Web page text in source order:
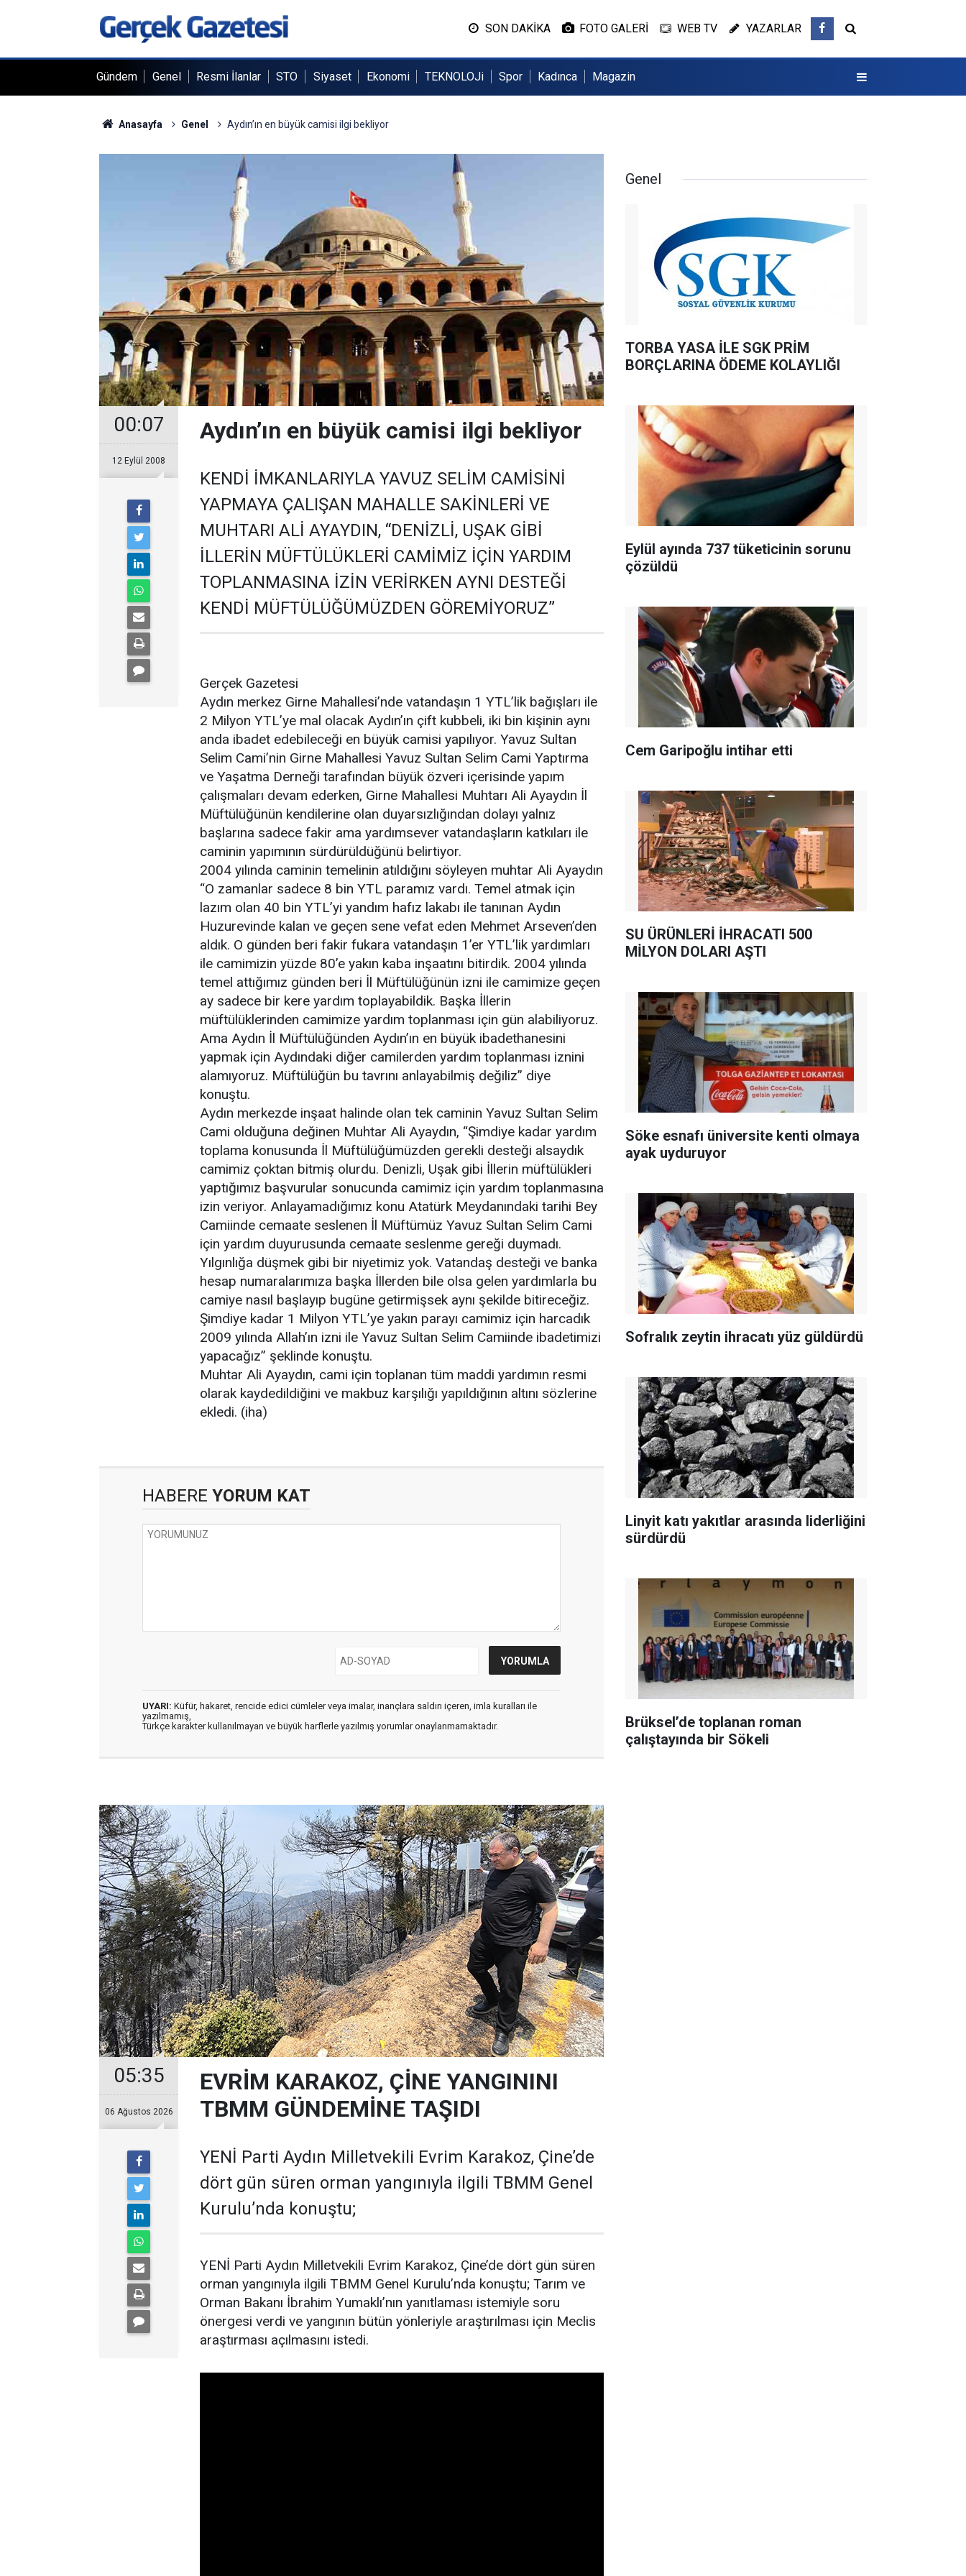
SON DAKİKA FOTO GALERİ WEB TV YAZARLAR
Gündem Genel Resmi İlanlar STO Siyaset Ekonomi TEKNOLOJi Spor Kadınca Magazin
Anasayfa Genel Aydın’ın en büyük camisi ilgi bekliyor
00:07
12 Eylül 2008
Aydın’ın en büyük camisi ilgi bekliyor
KENDİ İMKANLARIYLA YAVUZ SELİM CAMİSİNİ
YAPMAYA ÇALIŞAN MAHALLE SAKİNLERİ VE
MUHTARI ALİ AYAYDIN, “DENİZLİ, UŞAK GİBİ
İLLERİN MÜFTÜLÜKLERİ CAMİMİZ İÇİN YARDIM
TOPLANMASINA İZİN VERİRKEN AYNI DESTEĞİ
KENDİ MÜFTÜLÜĞÜMÜZDEN GÖREMİYORUZ”
Gerçek Gazetesi
Aydın merkez Girne Mahallesi’nde vatandaşın 1 YTL’lik bağışları ile
2 Milyon YTL’ye mal olacak Aydın’ın çift kubbeli, iki bin kişinin aynı
anda ibadet edebileceği en büyük camisi yapılıyor. Yavuz Sultan
Selim Cami’nin Girne Mahallesi Yavuz Sultan Selim Cami Yaptırma
ve Yaşatma Derneği tarafından büyük özveri içerisinde yapım
çalışmaları devam ederken, Girne Mahallesi Muhtarı Ali Ayaydın İl
Müftülüğünün kendilerine olan duyarsızlığından dolayı yalnız
başlarına sadece fakir ama yardımsever vatandaşların katkıları ile
caminin yapımının sürdürüldüğünü belirtiyor.
2004 yılında caminin temelinin atıldığını söyleyen muhtar Ali Ayaydın
“O zamanlar sadece 8 bin YTL paramız vardı. Temel atmak için
lazım olan 40 bin YTL’yi yandım hafız lakabı ile tanınan Aydın
Huzurevinde kalan ve geçen sene vefat eden Mehmet Arseven’den
aldık. O günden beri fakir fukara vatandaşın 1’er YTL’lik yardımları
ile camimizin yüzde 80’e yakın kaba inşaatını bitirdik. 2004 yılında
temel attığımız günden beri İl Müftülüğünün izni ile camimize geçen
ay sadece bir kere yardım toplayabildik. Başka İllerin
müftülüklerinden camimize yardım toplanması için gün alabiliyoruz.
Ama Aydın İl Müftülüğünden Aydın’ın en büyük ibadethanesini
yapmak için Aydındaki diğer camilerden yardım toplanması iznini
alamıyoruz. Müftülüğün bu tavrını anlayabilmiş değiliz” diye
konuştu.
Aydın merkezde inşaat halinde olan tek caminin Yavuz Sultan Selim
Cami olduğuna değinen Muhtar Ali Ayaydın, “Şimdiye kadar yardım
toplama konusunda İl Müftülüğümüzden gerekli desteği alsaydık
camimiz çoktan bitmiş olurdu. Denizli, Uşak gibi İllerin müftülükleri
yaptığımız başvurular sonucunda camimiz için yardım toplanmasına
izin veriyor. Anlayamadığımız konu Atatürk Meydanındaki tarihi Bey
Camiinde cemaate seslenen İl Müftümüz Yavuz Sultan Selim Cami
için yardım duyurusunda cemaate seslenme gereği duymadı.
Yılgınlığa düşmek gibi bir niyetimiz yok. Vatandaş desteği ve banka
hesap numaralarımıza başka İllerden bile olsa gelen yardımlarla bu
camiye nasıl başlayıp bugüne getirmişsek aynı şekilde bitireceğiz.
Şimdiye kadar 1 Milyon YTL’ye yakın parayı camimiz için harcadık
2009 yılında Allah’ın izni ile Yavuz Sultan Selim Camiinde ibadetimizi
yapacağız” şeklinde konuştu.
Muhtar Ali Ayaydın, cami için toplanan tüm maddi yardımın resmi
olarak kaydedildiğini ve makbuz karşılığı yapıldığının altını sözlerine
ekledi. (iha)
HABERE YORUM KAT
UYARI: Küfür, hakaret, rencide edici cümleler veya imalar, inançlara saldırı içeren, imla kuralları ile
yazılmamış,
Türkçe karakter kullanılmayan ve büyük harflerle yazılmış yorumlar onaylanmamaktadır.
05:35
06 Ağustos 2026
EVRİM KARAKOZ, ÇİNE YANGININI
TBMM GÜNDEMİNE TAŞIDI
YENİ Parti Aydın Milletvekili Evrim Karakoz, Çine’de
dört gün süren orman yangınıyla ilgili TBMM Genel
Kurulu’nda konuştu;
YENİ Parti Aydın Milletvekili Evrim Karakoz, Çine’de dört gün süren
orman yangınıyla ilgili TBMM Genel Kurulu’nda konuştu; Tarım ve
Orman Bakanı İbrahim Yumaklı’nın yanıtlaması istemiyle soru
önergesi verdi ve yangının bütün yönleriyle araştırılması için Meclis
araştırması açılmasını istedi.
Genel
TORBA YASA İLE SGK PRİM
BORÇLARINA ÖDEME KOLAYLIĞI
Eylül ayında 737 tüketicinin sorunu
çözüldü
Cem Garipoğlu intihar etti
SU ÜRÜNLERİ İHRACATI 500
MİLYON DOLARI AŞTI
Söke esnafı üniversite kenti olmaya
ayak uyduruyor
Sofralık zeytin ihracatı yüz güldürdü
Linyit katı yakıtlar arasında liderliğini
sürdürdü
Brüksel’de toplanan roman
çalıştayında bir Sökeli